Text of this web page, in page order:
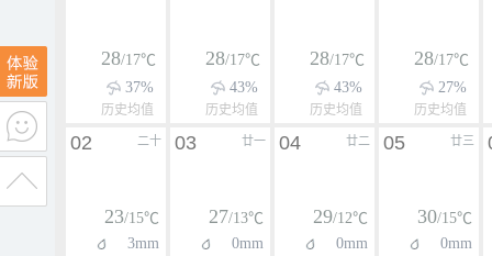
28/17℃
37%
历史均值
28/17℃
43%
历史均值
28/17℃
43%
历史均值
28/17℃
27%
历史均值
二十
02
23/15℃
3mm
廿一
03
27/13℃
0mm
廿二
04
29/12℃
0mm
廿三
05
30/15℃
0mm